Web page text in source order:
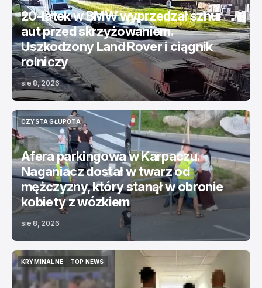
20-latek w BMW wyprzedzał sznur
aut przed skrzyżowaniem.
Uszkodzony Land Rover i ciągnik
rolniczy
sie 8, 2026
CZYSTA GŁUPOTA
CZYSTA GŁUPOTA
Afera parkingowa w Karpaczu.
Naganiacz dostał w twarz od
mężczyzny, który stanął w obronie
kobiety z wózkiem
sie 8, 2026
KRYMINALNE
KRYMINALNE
TOP NEWS
TOP NEWS